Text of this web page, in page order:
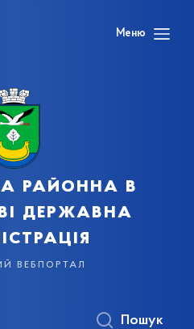
Меню
районна в
державна
вебпортал
Пошук